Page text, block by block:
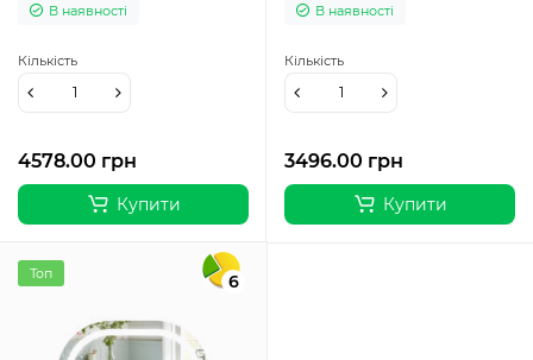
димером, рег. темп. кольору
QT0478C6080
В наявності
4578.00 грн
Кількість
Купити
димером, рег. темп. кольору
QT2578R5070
В наявності
3496.00 грн
Кількість
Купити
6
Топ